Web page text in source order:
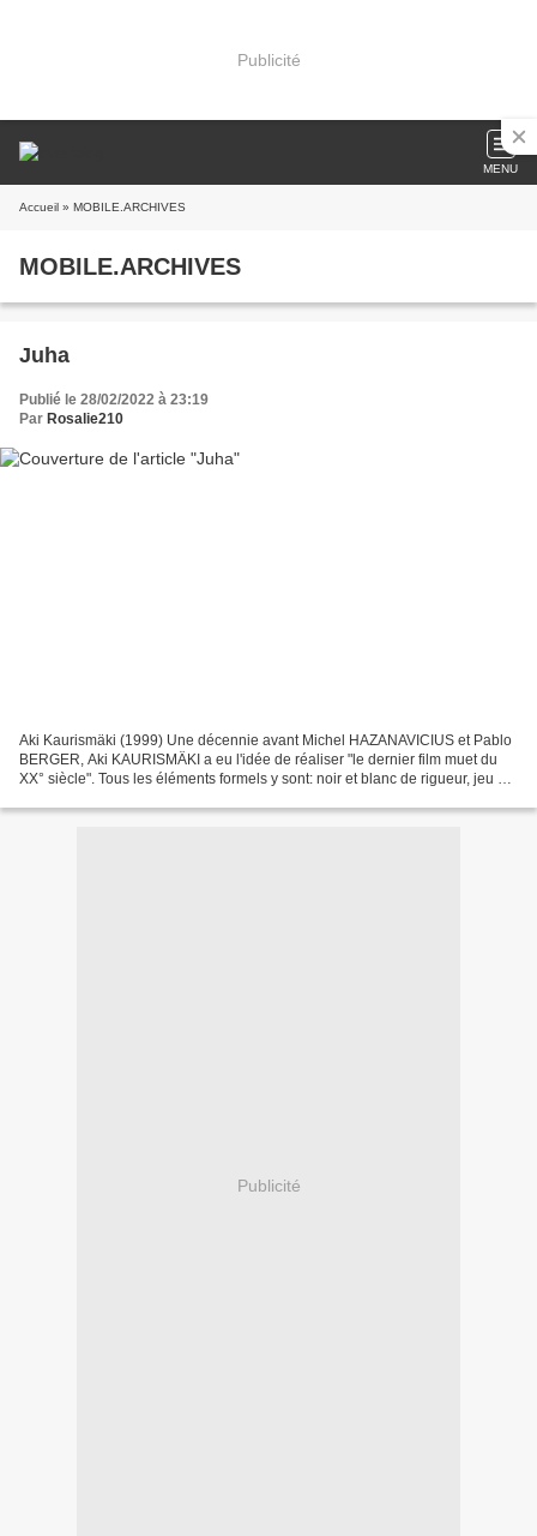
Publicité
MENU
Accueil » MOBILE.ARCHIVES
MOBILE.ARCHIVES
Juha
Publié le 28/02/2022 à 23:19
Par Rosalie210
Aki Kaurismäki (1999) Une décennie avant Michel HAZANAVICIUS et Pablo
BERGER, Aki KAURISMÄKI a eu l'idée de réaliser "le dernier film muet du
XX° siècle". Tous les éléments formels y sont: noir et blanc de rigueur, jeu et
Publicité